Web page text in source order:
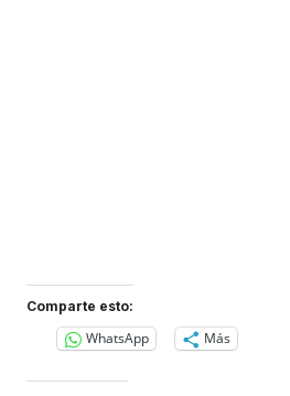
Comparte esto:
WhatsApp Más